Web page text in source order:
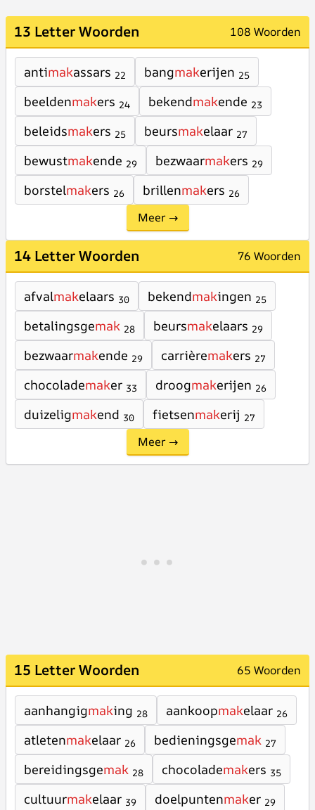
13 Letter Woorden 108 Woorden
antimakassars 22 bangmakerijen 25
beeldenmakers 24 bekendmakende 23
beleidsmakers 25 beursmakelaar 27
bewustmakende 29 bezwaarmakers 29
borstelmakers 26 brillenmakers 26
Meer →
14 Letter Woorden 76 Woorden
afvalmakelaars 30 bekendmakingen 25
betalingsgemak 28 beursmakelaars 29
bezwaarmakende 29 carrièremakers 27
chocolademaker 33 droogmakerijen 26
duizeligmakend 30 fietsenmakerij 27
Meer →
15 Letter Woorden 65 Woorden
aanhangigmaking 28 aankoopmakelaar 26
atletenmakelaar 26 bedieningsgemak 27
bereidingsgemak 28 chocolademakers 35
cultuurmakelaar 39 doelpuntenmaker 29